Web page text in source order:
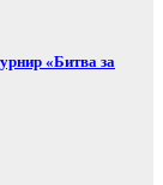
«Битва за